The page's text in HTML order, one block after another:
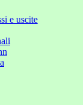
e uscite